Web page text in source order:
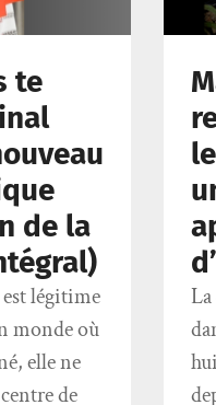
te
de la
légitime
monde où
elle ne
de